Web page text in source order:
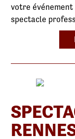
votre
spectacle